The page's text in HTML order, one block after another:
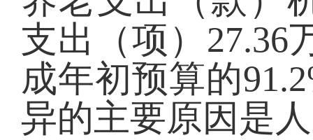
支出（项）27.36
成年初预算的
异的主要原因是